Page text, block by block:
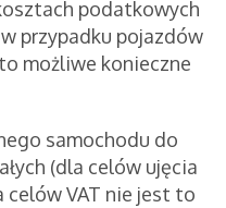
podatkowych
przypadku pojazdów
możliwe konieczne
samochodu do
(dla celów ujęcia
celów VAT nie jest to